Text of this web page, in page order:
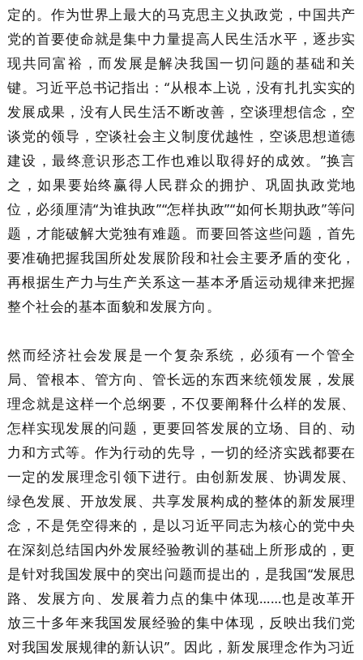
定的。作为世界上最大的马克思主义执政党，中国共产
党的首要使命就是集中力量提高人民生活水平，逐步实
现共同富裕，而发展是解决我国一切问题的基础和关
键。习近平总书记指出：“从根本上说，没有扎扎实实的
发展成果，没有人民生活不断改善，空谈理想信念，空
谈党的领导，空谈社会主义制度优越性，空谈思想道德
建设，最终意识形态工作也难以取得好的成效。”换言
之，如果要始终赢得人民群众的拥护、巩固执政党地
位，必须厘清“为谁执政”“怎样执政”“如何长期执政”等问
题，才能破解大党独有难题。而要回答这些问题，首先
要准确把握我国所处发展阶段和社会主要矛盾的变化，
再根据生产力与生产关系这一基本矛盾运动规律来把握
整个社会的基本面貌和发展方向。
然而经济社会发展是一个复杂系统，必须有一个管全
局、管根本、管方向、管长远的东西来统领发展，发展
理念就是这样一个总纲要，不仅要阐释什么样的发展、
怎样实现发展的问题，更要回答发展的立场、目的、动
力和方式等。作为行动的先导，一切的经济实践都要在
一定的发展理念引领下进行。由创新发展、协调发展、
绿色发展、开放发展、共享发展构成的整体的新发展理
念，不是凭空得来的，是以习近平同志为核心的党中央
在深刻总结国内外发展经验教训的基础上所形成的，更
是针对我国发展中的突出问题而提出的，是我国“发展思
路、发展方向、发展着力点的集中体现……也是改革开
放三十多年来我国发展经验的集中体现，反映出我们党
对我国发展规律的新认识”。因此，新发展理念作为习近